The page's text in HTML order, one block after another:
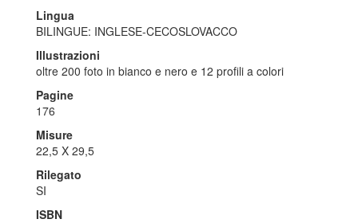
Lingua
BILINGUE: INGLESE-CECOSLOVACCO
Illustrazioni
oltre 200 foto in bianco e nero e 12 profili a colori
Pagine
176
Misure
22,5 X 29,5
Rilegato
SI
ISBN